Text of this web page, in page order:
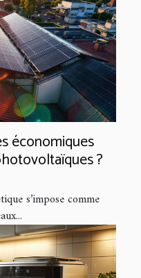
économiques
?
s’impose comme